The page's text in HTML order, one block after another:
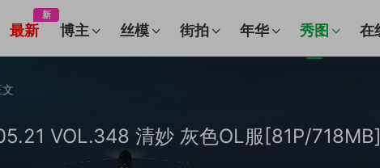
最新
新
博主 丝模 街拍 年华 秀图 在
文
VOL.348 清妙 灰色OL服[81P/718MB]